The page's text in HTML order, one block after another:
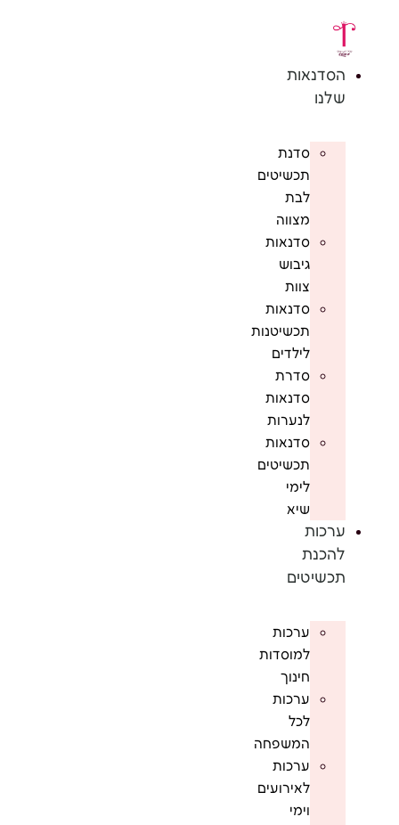
הסדנאות
שלנו
סדנת
תכשיטים
לבת
מצווה
סדנאות
גיבוש
צוות
סדנאות
תכשיטנות
לילדים
סדרת
סדנאות
לנערות
סדנאות
תכשיטים
לימי
שיא
ערכות
להכנת
תכשיטים
ערכות
למוסדות
חינוך
ערכות
לכל
המשפחה
ערכות
לאירועים
וימי